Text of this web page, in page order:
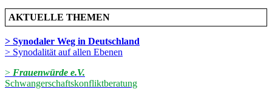
AKTUELLE THEMEN
> Synodaler Weg in Deutschland
> Synodalität auf allen Ebenen
> Frauenwürde e.V.
Schwangerschaftskonfliktberatung